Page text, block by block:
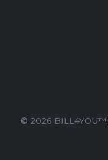
© 2026 BILL4YOU™.